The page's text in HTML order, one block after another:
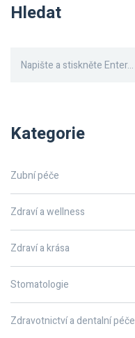
Hledat
Kategorie
Zubní péče
Zdraví a wellness
Zdraví a krása
Stomatologie
Zdravotnictví a dentalní péče